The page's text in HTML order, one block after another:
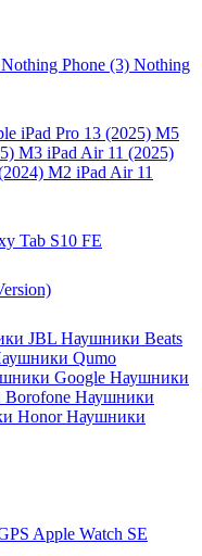
Nothing Phone (3) Nothing
iPad Pro 13 (2025) M5
M3 iPad Air 11 (2025)
M2 iPad Air 11
Tab S10 FE
JBL Наушники Beats
Qumo
Google Наушники
Наушники
Honor Наушники
Apple Watch SE